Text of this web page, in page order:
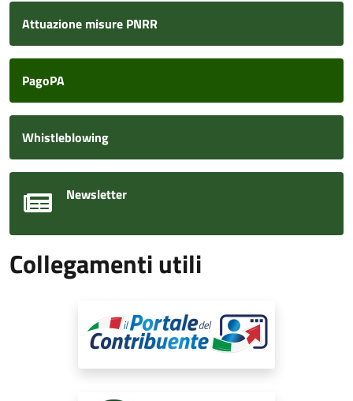
Attuazione misure PNRR
PagoPA
Whistleblowing
Newsletter
Collegamenti utili